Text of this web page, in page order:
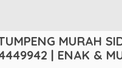
MURAH
| ENAK &